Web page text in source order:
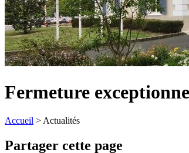
Fermeture
Accueil > Actualités
Partager cette page